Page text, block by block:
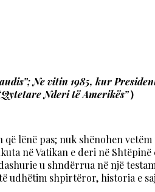
Ne vitin 1985, kur
Nderi të Amerikës”)
lënë pas; nuk shënohen
në Vatikan e deri në
u shndërrua në një
udhëtim shpirtëror, historia e